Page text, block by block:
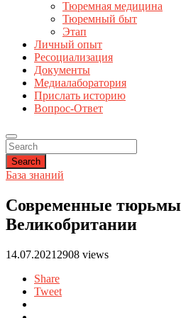
Тюремная медицина
Тюремный быт
Этап
Личный опыт
Ресоциализация
Документы
Медиалаборатория
Прислать историю
Вопрос-Ответ
Search
База знаний
Современные тюрьмы
Великобритании
14.07.2021 2908 views
Share
Tweet